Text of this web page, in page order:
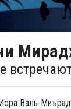
Валь-